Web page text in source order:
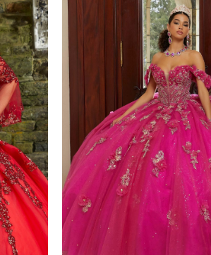
Plazo de Entrega: 120 días